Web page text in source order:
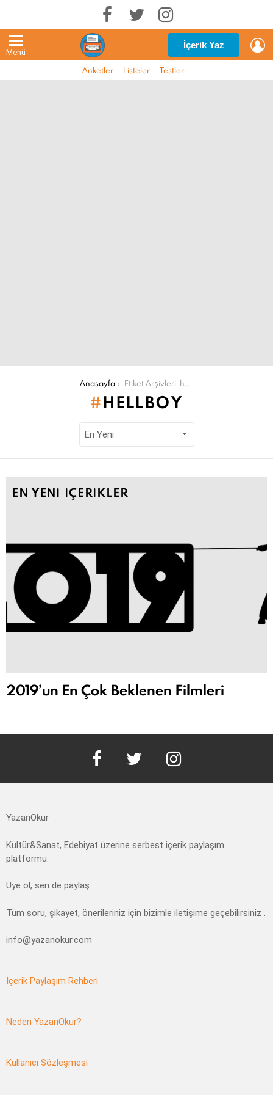
Menü
İçerik Yaz
Anketler Listeler Testler
Anasayfa Etiket Arşivleri: hellboy
HELLBOY
EN YENI İÇERIKLER
2019’un En Çok Beklenen Filmleri
YazanOkur
Kültür&Sanat, Edebiyat üzerine serbest içerik paylaşım
platformu.
Üye ol, sen de paylaş.
Tüm soru, şikayet, önerileriniz için bizimle iletişime geçebilirsiniz .
info@yazanokur.com
İçerik Paylaşım Rehberi
Neden YazanOkur?
Kullanıcı Sözleşmesi